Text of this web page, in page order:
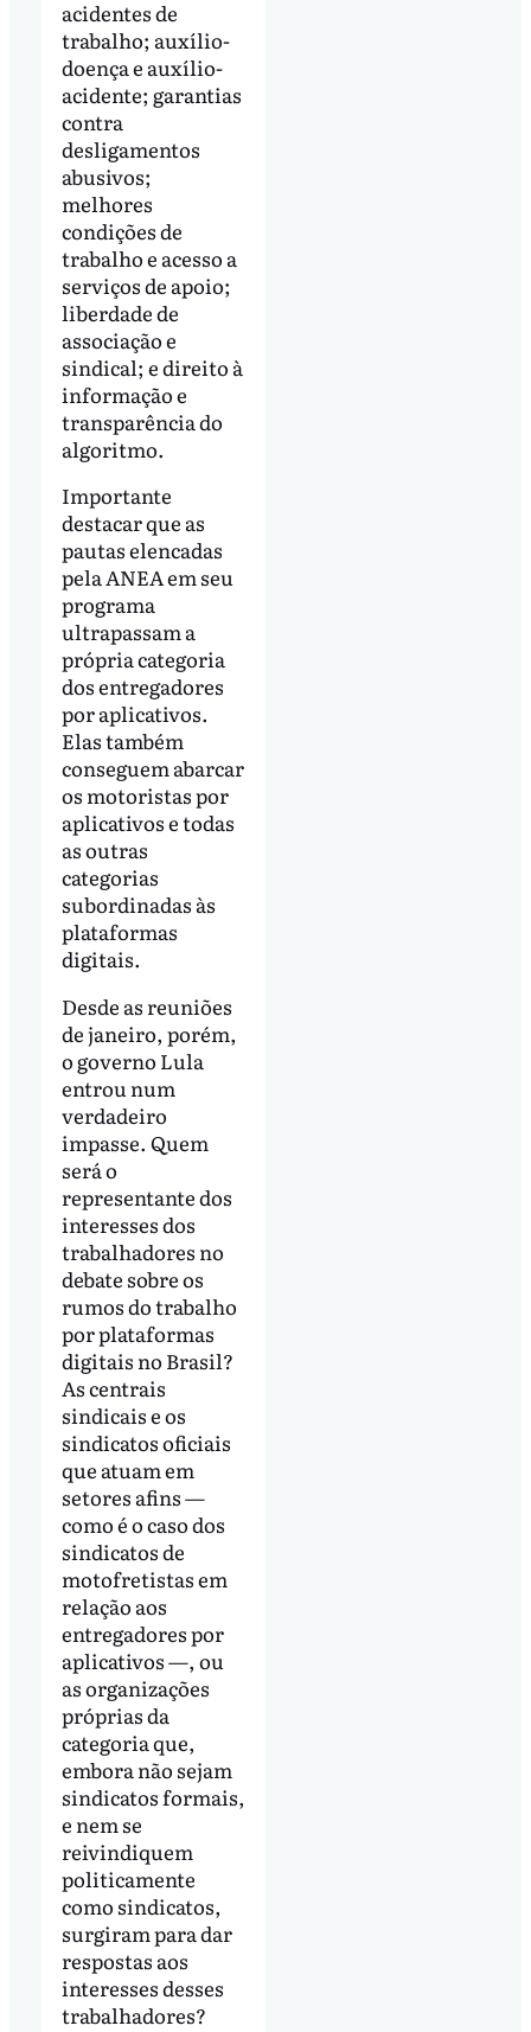
acidentes de
trabalho; auxílio-
doença e auxílio-
acidente; garantias
contra
desligamentos
abusivos;
melhores
condições de
trabalho e acesso a
serviços de apoio;
liberdade de
associação e
sindical; e direito à
informação e
transparência do
algoritmo.
Importante
destacar que as
pautas elencadas
pela ANEA em seu
programa
ultrapassam a
própria categoria
dos entregadores
por aplicativos.
Elas também
conseguem abarcar
os motoristas por
aplicativos e todas
as outras
categorias
subordinadas às
plataformas
digitais.
Desde as reuniões
de janeiro, porém,
o governo Lula
entrou num
verdadeiro
impasse. Quem
será o
representante dos
interesses dos
trabalhadores no
debate sobre os
rumos do trabalho
por plataformas
digitais no Brasil?
As centrais
sindicais e os
sindicatos oficiais
que atuam em
setores afins —
como é o caso dos
sindicatos de
motofretistas em
relação aos
entregadores por
aplicativos —, ou
as organizações
próprias da
categoria que,
embora não sejam
sindicatos formais,
e nem se
reivindiquem
politicamente
como sindicatos,
surgiram para dar
respostas aos
interesses desses
trabalhadores?